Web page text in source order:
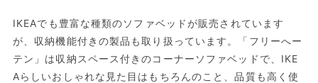
IKEAでも豊富な種類のソファベッドが販売されています
が、収納機能付きの製品も取り扱っています。「フリーへー
テン」は収納スペース付きのコーナーソファベッドで、IKE
Aらしいおしゃれな見た目はもちろんのこと、品質も高く使